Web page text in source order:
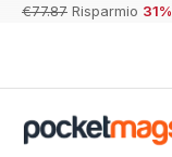
€77.87 Risparmio 31%